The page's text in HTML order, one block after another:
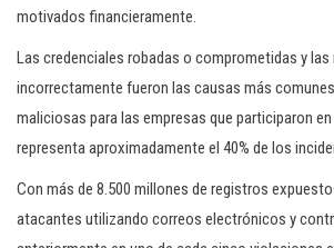
motivados financieramente.
Las credenciales robadas o comprometidas y
incorrectamente fueron las causas más
maliciosas para las empresas que participaron
representa aproximadamente el 40% de los
Con más de 8.500 millones de registros
atacantes utilizando correos electrónicos y